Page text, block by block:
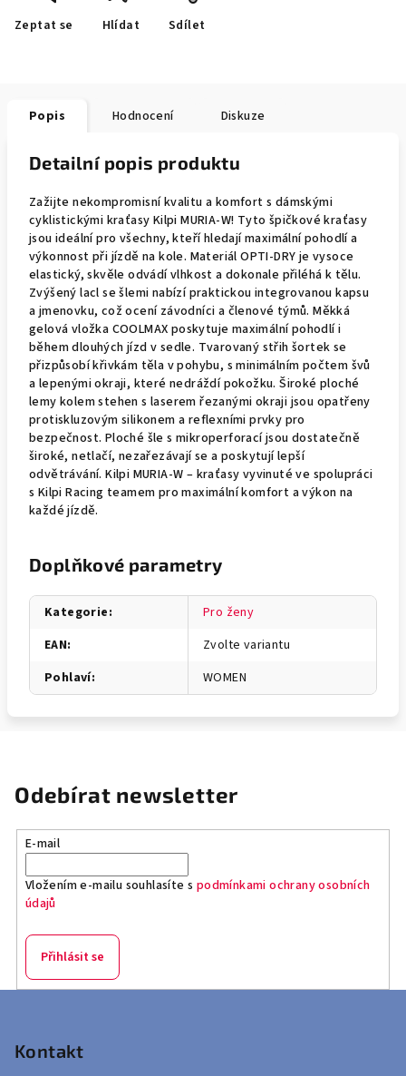
Zeptat se Hlídat Sdílet
Popis Hodnocení Diskuze
Detailní popis produktu
Zažijte nekompromisní kvalitu a komfort s dámskými
cyklistickými kraťasy Kilpi MURIA-W! Tyto špičkové kraťasy
jsou ideální pro všechny, kteří hledají maximální pohodlí a
výkonnost při jízdě na kole. Materiál OPTI-DRY je vysoce
elastický, skvěle odvádí vlhkost a dokonale přiléhá k tělu.
Zvýšený lacl se šlemi nabízí praktickou integrovanou kapsu
a jmenovku, což ocení závodníci a členové týmů. Měkká
gelová vložka COOLMAX poskytuje maximální pohodlí i
během dlouhých jízd v sedle. Tvarovaný střih šortek se
přizpůsobí křivkám těla v pohybu, s minimálním počtem švů
a lepenými okraji, které nedráždí pokožku. Široké ploché
lemy kolem stehen s laserem řezanými okraji jsou opatřeny
protiskluzovým silikonem a reflexními prvky pro
bezpečnost. Ploché šle s mikroperforací jsou dostatečně
široké, netlačí, nezařezávají se a poskytují lepší
odvětrávání. Kilpi MURIA-W – kraťasy vyvinuté ve spolupráci
s Kilpi Racing teamem pro maximální komfort a výkon na
každé jízdě.
Doplňkové parametry
Kategorie:
Pro ženy
EAN:
Zvolte variantu
Pohlaví: WOMEN
Odebírat newsletter
E-mail
Vložením e-mailu souhlasíte s podmínkami ochrany osobních
údajů
Přihlásit se
Kontakt